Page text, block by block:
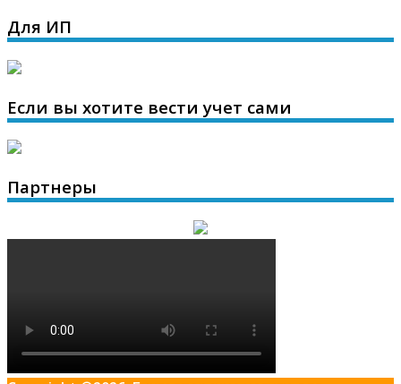
Для ИП
Если вы хотите вести учет сами
Партнеры